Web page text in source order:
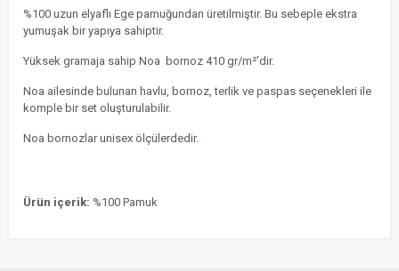
%100 uzun elyaflı Ege pamuğundan üretilmiştir. Bu sebeple ekstra
yumuşak bir yapıya sahiptir.
Yüksek gramaja sahip Noa bornoz 410 gr/m²’dir.
Noa ailesinde bulunan havlu, bornoz, terlik ve paspas seçenekleri ile
komple bir set oluşturulabilir.
Noa bornozlar unisex ölçülerdedir.
Ürün içerik: %100 Pamuk